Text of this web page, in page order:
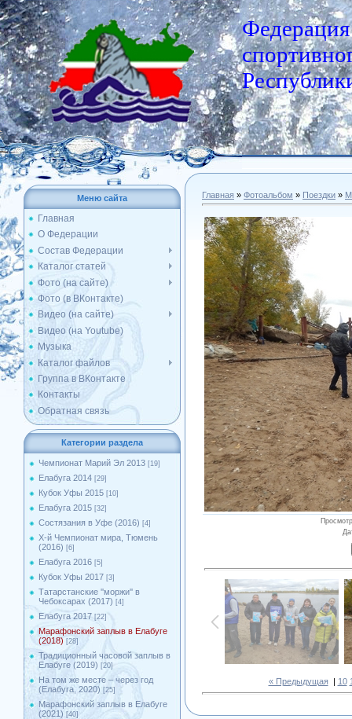
Федерация
Меню сайта
Главная
О Федерации
Состав Федерации
Каталог статей
Фото (на сайте)
Фото (в ВКонтакте)
Видео (на сайте)
Видео (на Youtube)
Музыка
Каталог файлов
Группа в ВКонтакте
Контакты
Обратная связь
Категории раздела
Чемпионат Марий Эл 2013 [19]
Елабуга 2014 [29]
Кубок Уфы 2015 [10]
Елабуга 2015 [32]
Состязания в Уфе (2016) [4]
X-й Чемпионат мира, Тюмень
(2016) [6]
Елабуга 2016 [5]
Кубок Уфы 2017 [3]
Татарстанские ''моржи'' в
Чебоксарах (2017) [4]
Елабуга 2017 [22]
Марафонский заплыв в Елабуге
(2018) [28]
Традиционный часовой заплыв в
Елабуге (2019) [20]
На том же месте – через год
(Елабуга, 2020) [25]
Марафонский заплыв в Елабуге
(2021) [40]
Главная » Фотоальбом » Поездки »
« Предыдущая| 10